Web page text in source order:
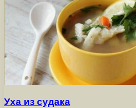
Уха из судака